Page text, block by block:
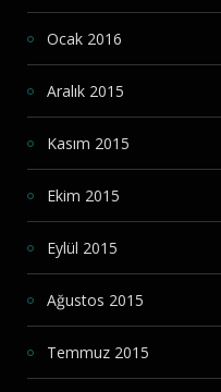
Ocak 2016
Aralık 2015
Kasım 2015
Ekim 2015
Eylül 2015
Ağustos 2015
Temmuz 2015